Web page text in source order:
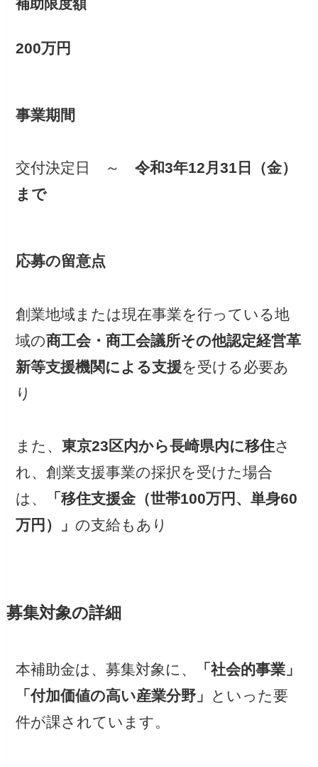
補助限度額
200万円
事業期間
交付決定日 ～令和3年12月31日（金）
まで
応募の留意点
創業地域または現在事業を行っている地
域の商工会・商工会議所その他認定経営革
新等支援機関による支援を受ける必要あ
り
また、東京23区内から長崎県内に移住さ
れ、創業支援事業の採択を受けた場合
は、
「移住支援金（世帯100万円、単身60
万円）」の支給もあり
募集対象の詳細
本補助金は、募集対象に、
「社会的事業」
「付加価値の高い産業分野」
といった要
件が課されています。